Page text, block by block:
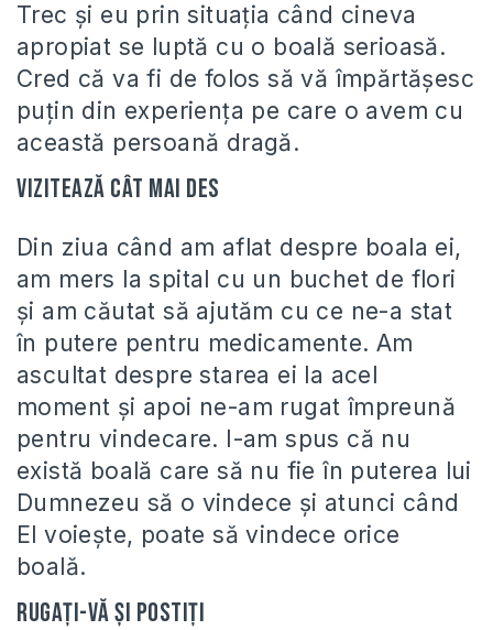
Trec și eu prin situația când cineva
apropiat se luptă cu o boală serioasă.
Cred că va fi de folos să vă împărtășesc
puțin din experiența pe care o avem cu
această persoană dragă.
Vizitează cât mai des
Din ziua când am aflat despre boala ei,
am mers la spital cu un buchet de flori
și am căutat să ajutăm cu ce ne-a stat
în putere pentru medicamente. Am
ascultat despre starea ei la acel
moment și apoi ne-am rugat împreună
pentru vindecare. I-am spus că nu
există boală care să nu fie în puterea lui
Dumnezeu să o vindece și atunci când
El voiește, poate să vindece orice
boală.
Rugați-vă și postiți